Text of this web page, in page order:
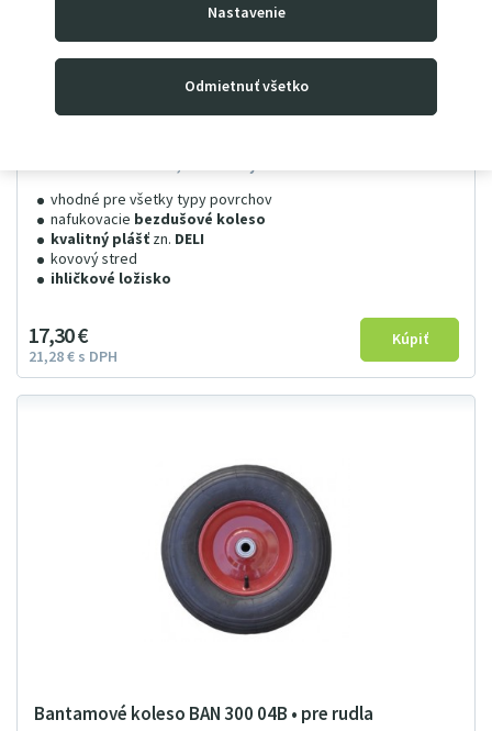
Nastavenie
Odmietnuť všetko
vhodné pre všetky typy povrchov
nafukovacie bezdušové koleso
kvalitný plášť zn. DELI
kovový stred
ihličkové ložisko
17 30€
21 28€ s DPH
Bantamové koleso BAN 300 04B • pre rudla